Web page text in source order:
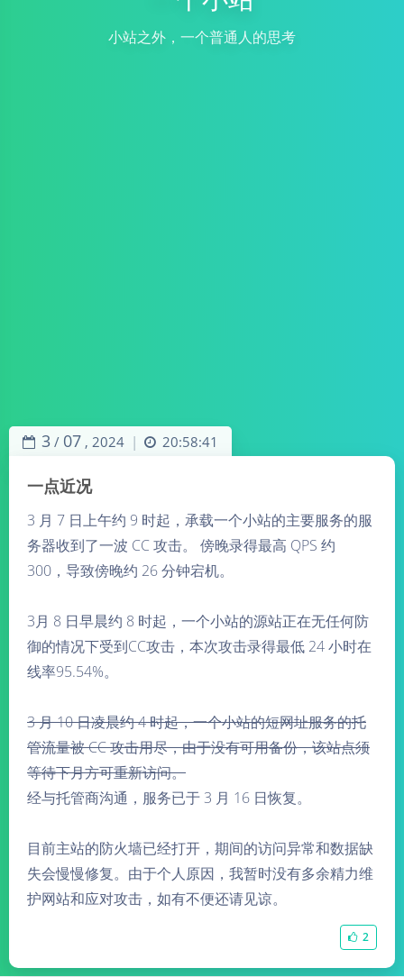
小站之外，一个普通人的思考
3 / 07 , 2024 20:58:41
一点近况
3 月 7 日上午约 9 时起，承载一个小站的主要服务的服
务器收到了一波 CC 攻击。 傍晚录得最高 QPS 约
300，导致傍晚约 26 分钟宕机。
3月 8 日早晨约 8 时起，一个小站的源站正在无任何防
御的情况下受到CC攻击， 本次攻击录得最低 24 小时在
线率95.54%。
3 月 10 日凌晨约 4 时起，一个小站的短网址服务的托
管流量被 CC 攻击用尽，由于没有可用备份，该站点须
等待下月方可重新访问。
经与托管商沟通，服务已于 3 月 16 日恢复。
目前主站的防火墙已经打开，期间的访问异常和数据缺
失会慢慢修复。由于个人原因，我暂时没有多余精力维
护网站和应对攻击，如有不便还请见谅。
2